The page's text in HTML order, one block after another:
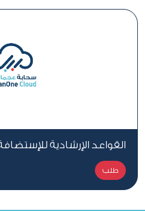
القواعد الإرشادية
طلب